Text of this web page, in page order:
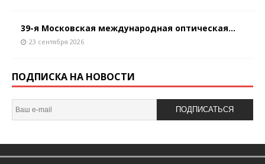
39-я Московская международная оптическая...
23 сентября 2026
ПОДПИСКА НА НОВОСТИ
ПОДПИСАТЬСЯ